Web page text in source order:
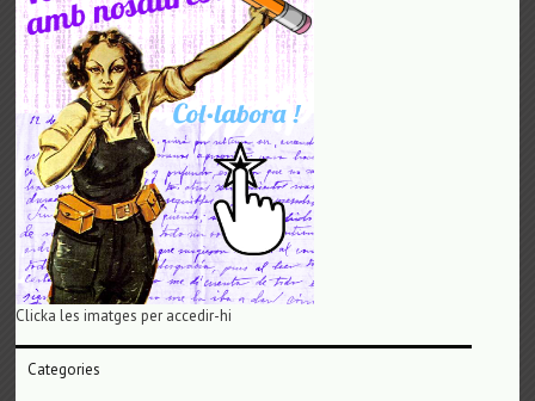
Clicka les imatges per accedir-hi
Categories